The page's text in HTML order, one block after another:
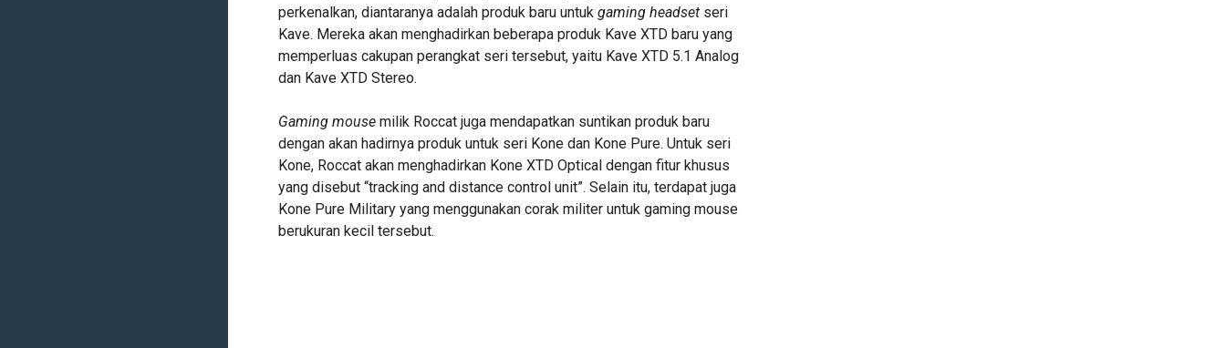
perkenalkan, diantaranya adalah produk baru untuk gaming headsetseri
Kave. Mereka akan menghadirkan beberapa produk Kave XTD baru yang
memperluas cakupan perangkat seri tersebut, yaitu Kave XTD 5.1 Analog
dan Kave XTD Stereo.
Gaming mousemilik Roccat juga mendapatkan suntikan produk baru
dengan akan hadirnya produk untuk seri Kone dan Kone Pure. Untuk seri
Kone, Roccat akan menghadirkan Kone XTD Optical dengan fitur khusus
yang disebut “tracking and distance control unit”. Selain itu, terdapat juga
Kone Pure Military yang menggunakan corak militer untuk gaming mouse
berukuran kecil tersebut.